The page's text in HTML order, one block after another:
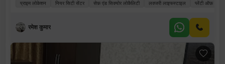
प्राइम लोकेशन नियर सिटी सेंटर सेफ़ एंड सिक्योर लोकैलिटी लक्जरी लाइफस्टाइल प्लेंटी ऑफ़
रमेश कुमार